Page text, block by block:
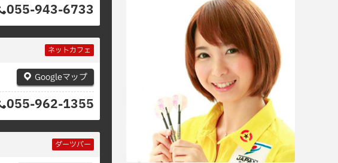
055-943-6733
ネットカフェ
Googleマップ
055-962-1355
ダーツバー